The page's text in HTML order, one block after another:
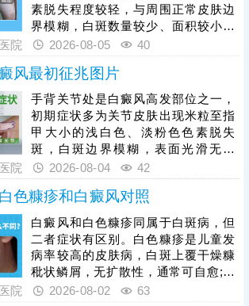
素脱失程度较轻，与周围正常皮肤边
界模糊，白斑数量较少、面积较小，
一般无瘙痒、疼痛、脱屑等自觉不
斑症状不典型，极易与白色糠疹、花
斑癣、贫血痣等色素减退类疾病混
淆，仅凭肉眼难以准确判断。因此发
现皮肤异常白斑后，需及时到正规医
院做科学检查，明确诊断、规避误诊
漏诊。白癜风早期是治疗黄金时机，
及时开展科学对症治疗，复色效率更
高、预后更
院 2026-08-05 40
风最初征兆图片
手背关节处是白癜风高发部位之一，
初期症状多为关节皮肤出现米粒至指
甲大小的浅白色、淡粉色色素脱失
斑，白斑边界模糊，表面光滑无鳞
屑、无红肿瘙痒、无疼痛刺痛等不适
感，不会影响皮肤正常功能。白癜风
具备极强的扩散性，手部关节活动频
繁、易受摩擦暴晒，若初期放任不
管，白斑会逐渐扩大、融合，色素脱
失加重，边界变得清晰，甚至蔓延至
整只手背、手指。白癜风初期黑色素
细胞未完全受损，是治疗的黄金时
机，患者需及时就医，结合自身白斑
院 2026-08-04 42
色糠疹和白癜风对照
白癜风和白色糠疹同属于白斑病，但
二者症状有区别。白色糠疹是儿童发
病率较高的皮肤病，白斑上覆干燥糠
秕状鳞屑，无扩散性，通常可自愈;白
癜风发病人群广泛，白斑形成部位随
院 2026-08-02 63